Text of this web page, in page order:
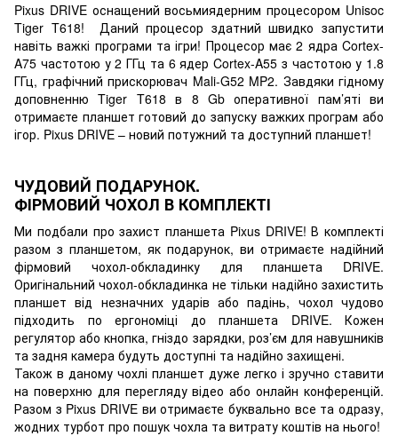
Pixus DRIVE оснащений восьмиядерним процесором Unisoc
Tiger T618! Даний процесор здатний швидко запустити
навіть важкі програми та ігри! Процесор має 2 ядра Cortex-
A75 частотою у 2 ГГц та 6 ядер Cortex-A55 з частотою у 1.8
ГГц, графічний прискорювач Mali-G52 MP2. Завдяки гідному
доповненню Tiger T618 в 8 Gb оперативної пам’яті ви
отримаєте планшет готовий до запуску важких програм або
ігор. Pixus DRIVE – новий потужний та доступний планшет!
ЧУДОВИЙ ПОДАРУНОК.
ФІРМОВИЙ ЧОХОЛ В КОМПЛЕКТІ
Ми подбали про захист планшета Pixus DRIVE! В комплекті
разом з планшетом, як подарунок, ви отримаєте надійний
фірмовий чохол-обкладинку для планшета DRIVE.
Оригінальний чохол-обкладинка не тільки надійно захистить
планшет від незначних ударів або падінь, чохол чудово
підходить по ергономіці до планшета DRIVE. Кожен
регулятор або кнопка, гніздо зарядки, роз’єм для навушників
та задня камера будуть доступні та надійно захищені.
Також в даному чохлі планшет дуже легко і зручно ставити
на поверхню для перегляду відео або онлайн конференцій.
Разом з Pixus DRIVE ви отримаєте буквально все та одразу,
жодних турбот про пошук чохла та витрату коштів на нього!